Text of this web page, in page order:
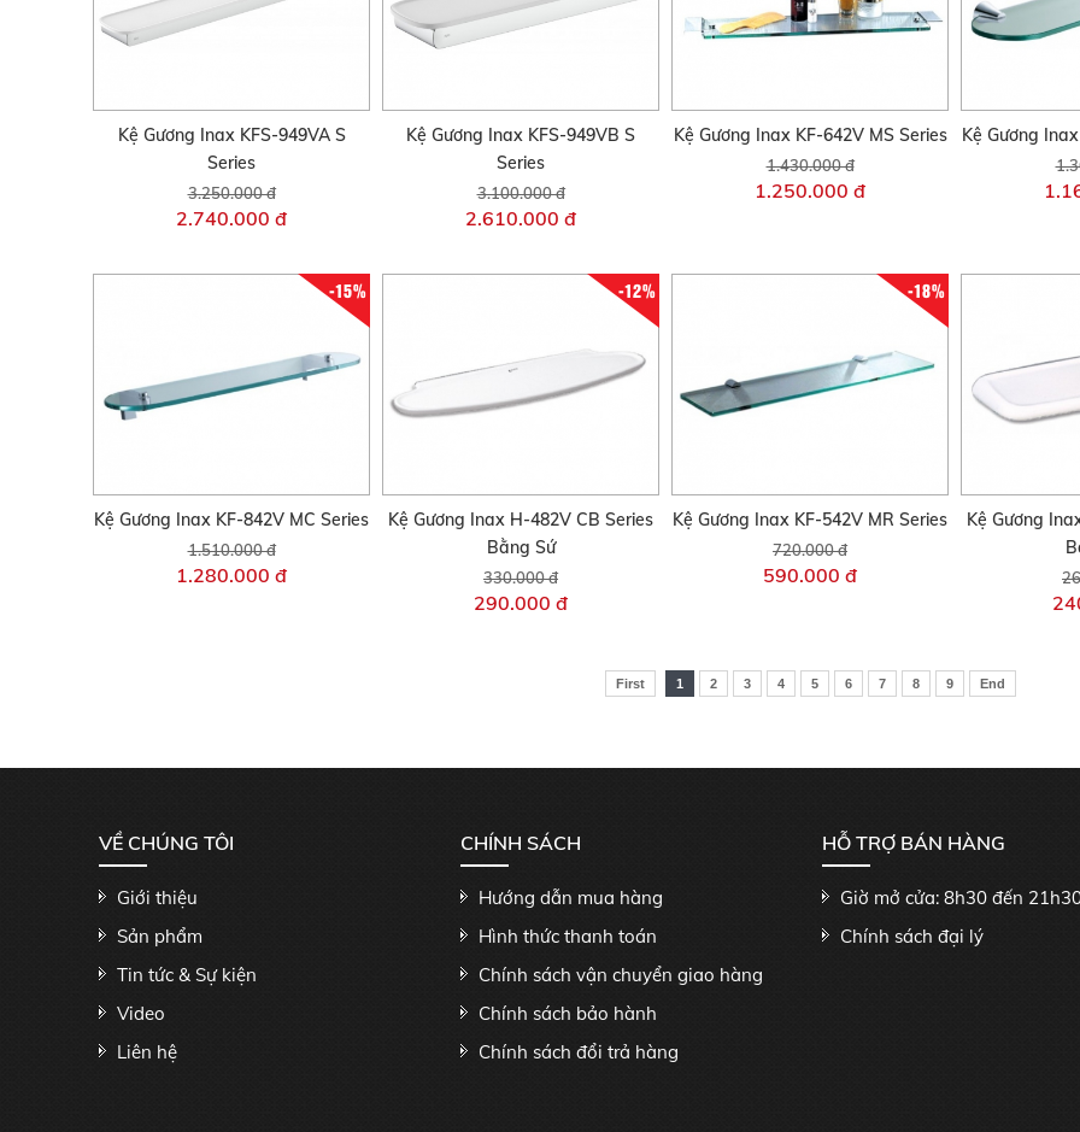
Kệ Gương Inax KFS-949VA S
Series
3.250.000 đ
2.740.000 đ
Kệ Gương Inax KFS-949VB S
Series
3.100.000 đ
2.610.000 đ
Kệ Gương Inax KF-642V MS Series
1.430.000 đ
1.250.000 đ
Kệ Gương
-15%
Kệ Gương Inax KF-842V MC Series
1.510.000 đ
1.280.000 đ
-12%
Kệ Gương Inax H-482V CB Series
Bằng Sứ
330.000 đ
290.000 đ
-18%
Kệ Gương Inax KF-542V MR Series
720.000 đ
590.000 đ
Kệ Gương
First 1 2 3 4 5 6 7 8 9 End
VỀ CHÚNG TÔI
Giới thiệu
Sản phẩm
Tin tức & Sự kiện
Video
Liên hệ
CHÍNH SÁCH
Hướng dẫn mua hàng
Hình thức thanh toán
Chính sách vận chuyển giao hàng
Chính sách bảo hành
Chính sách đổi trả hàng
HỖ TRỢ BÁN HÀNG
Giờ mở cửa: 8h30 đến
Chính sách đại lý